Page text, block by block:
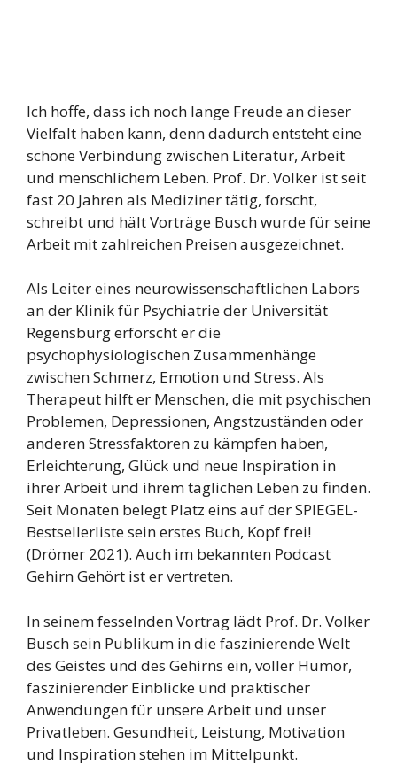
Ich hoffe, dass ich noch lange Freude an dieser
Vielfalt haben kann, denn dadurch entsteht eine
schöne Verbindung zwischen Literatur, Arbeit
und menschlichem Leben. Prof. Dr. Volker ist seit
fast 20 Jahren als Mediziner tätig, forscht,
schreibt und hält Vorträge Busch wurde für seine
Arbeit mit zahlreichen Preisen ausgezeichnet.
Als Leiter eines neurowissenschaftlichen Labors
an der Klinik für Psychiatrie der Universität
Regensburg erforscht er die
psychophysiologischen Zusammenhänge
zwischen Schmerz, Emotion und Stress. Als
Therapeut hilft er Menschen, die mit psychischen
Problemen, Depressionen, Angstzuständen oder
anderen Stressfaktoren zu kämpfen haben,
Erleichterung, Glück und neue Inspiration in
ihrer Arbeit und ihrem täglichen Leben zu finden.
Seit Monaten belegt Platz eins auf der SPIEGEL-
Bestsellerliste sein erstes Buch, Kopf frei!
(Drömer 2021). Auch im bekannten Podcast
Gehirn Gehört ist er vertreten.
In seinem fesselnden Vortrag lädt Prof. Dr. Volker
Busch sein Publikum in die faszinierende Welt
des Geistes und des Gehirns ein, voller Humor,
faszinierender Einblicke und praktischer
Anwendungen für unsere Arbeit und unser
Privatleben. Gesundheit, Leistung, Motivation
und Inspiration stehen im Mittelpunkt.